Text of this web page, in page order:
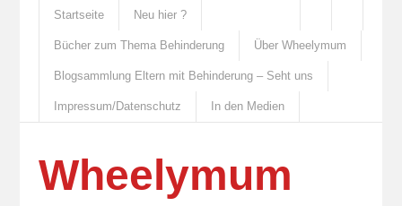
Startseite Neu hier ?
Bücher zum Thema Behinderung Über Wheelymum
Blogsammlung Eltern mit Behinderung – Seht uns
Impressum/Datenschutz In den Medien
Wheelymum